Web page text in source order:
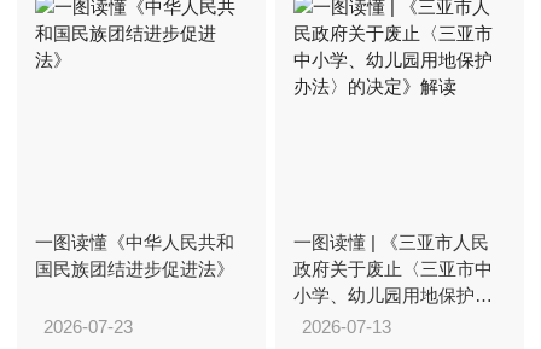
一图读懂《中华人民共和
国民族团结进步促进法》
2026-07-23
一图读懂 | 《三亚市人民
政府关于废止〈三亚市中
小学、幼儿园用地保护办
法〉的决定》解读
2026-07-13